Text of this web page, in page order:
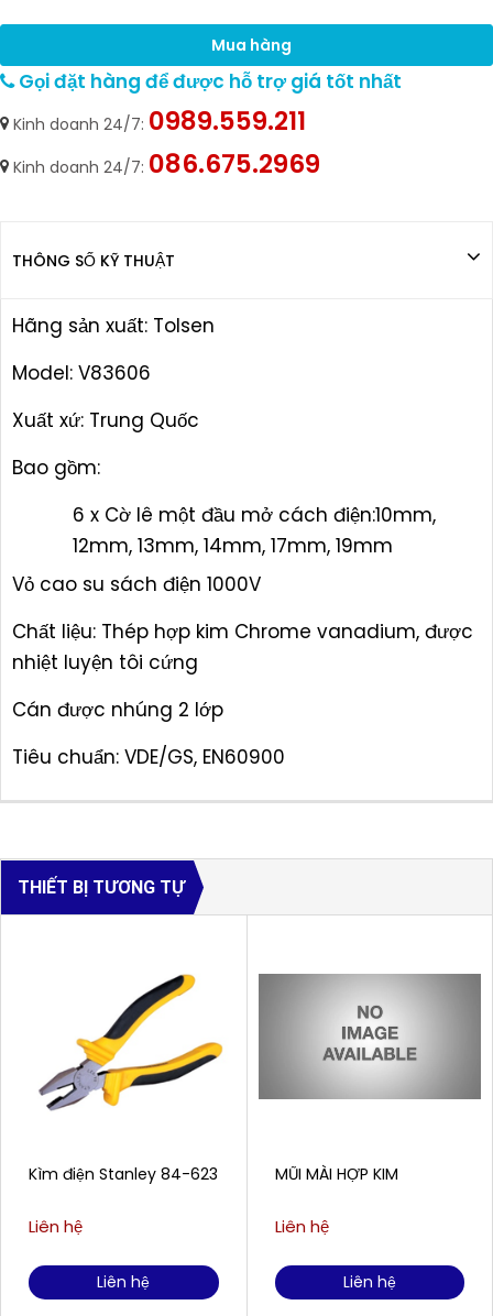
Mua hàng
Gọi đặt hàng để được hỗ trợ giá tốt nhất
Kinh doanh 24/7: 0989.559.211
Kinh doanh 24/7: 086.675.2969
THÔNG SỐ KỸ THUẬT
Hãng sản xuất: Tolsen
Model: V83606
Xuất xứ: Trung Quốc
Bao gồm:
6 x Cờ lê một đầu mở cách điện:10mm,
12mm, 13mm, 14mm, 17mm, 19mm
Vỏ cao su sách điện 1000V
Chất liệu: Thép hợp kim Chrome vanadium, được
nhiệt luyện tôi cứng
Cán được nhúng 2 lớp
Tiêu chuẩn: VDE/GS, EN60900
THIẾT BỊ TƯƠNG TỰ
Kìm điện Stanley 84-623
Liên hệ
Liên hệ
MŨI MÀI HỢP KIM
Liên hệ
Liên hệ